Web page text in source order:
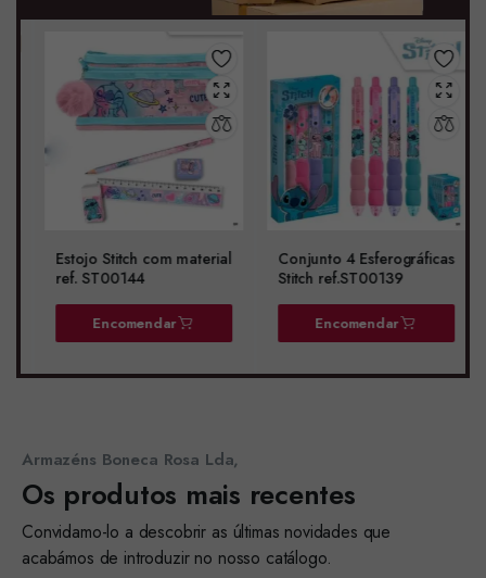
Estojo Stitch com material
ref. ST00144
Encomendar
Conjunto 4 Esferográficas
Stitch ref.ST00139
Encomendar
Armazéns Boneca Rosa Lda,
Os produtos mais recentes
Convidamo-lo a descobrir as últimas novidades que
acabámos de introduzir no nosso catálogo.